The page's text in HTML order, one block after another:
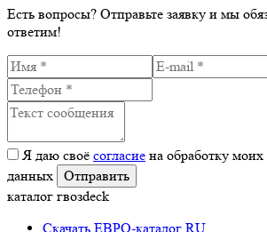
Есть вопросы? Отправьте заявку и мы
ответим!
Я даю своё согласие на обработку
данных
каталог гвозdeck
Скачать ЕВРО-каталог RU